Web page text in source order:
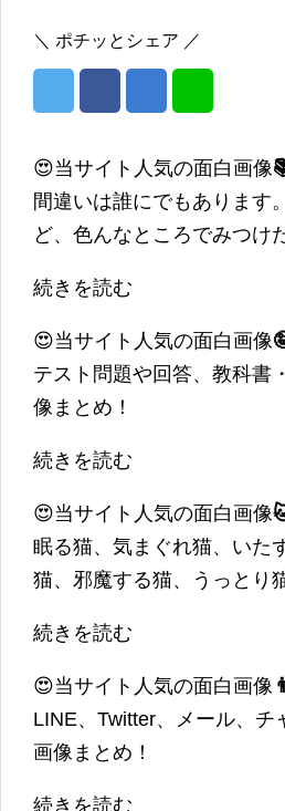
＼ ポチッとシェア ／
😍当サイト人気の面白画像
間違いは誰にでもあります
ど、色んなところでみつけ
続きを読む
😍当サイト人気の面白画像
テスト問題や回答、教科書
像まとめ！
続きを読む
😍当サイト人気の面白画像
眠る猫、気まぐれ猫、いた
猫、邪魔する猫、うっとり
続きを読む
😍当サイト人気の面白画像
LINE、Twitter、メール、
画像まとめ！
続きを読む